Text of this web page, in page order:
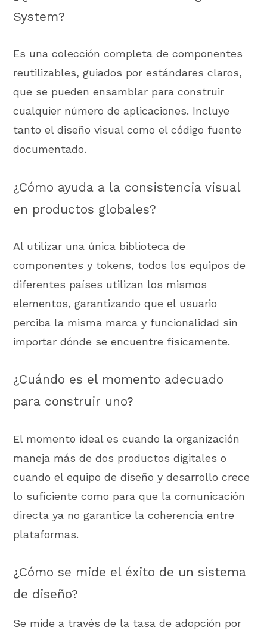
System?
Es una colección completa de componentes
reutilizables, guiados por estándares claros,
que se pueden ensamblar para construir
cualquier número de aplicaciones. Incluye
tanto el diseño visual como el código fuente
documentado.
¿Cómo ayuda a la consistencia visual
en productos globales?
Al utilizar una única biblioteca de
componentes y tokens, todos los equipos de
diferentes países utilizan los mismos
elementos, garantizando que el usuario
perciba la misma marca y funcionalidad sin
importar dónde se encuentre físicamente.
¿Cuándo es el momento adecuado
para construir uno?
El momento ideal es cuando la organización
maneja más de dos productos digitales o
cuando el equipo de diseño y desarrollo crece
lo suficiente como para que la comunicación
directa ya no garantice la coherencia entre
plataformas.
¿Cómo se mide el éxito de un sistema
de diseño?
Se mide a través de la tasa de adopción por